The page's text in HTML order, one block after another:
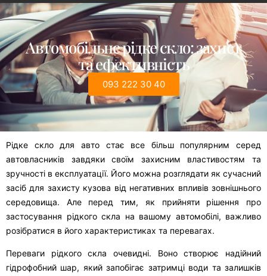
Автомобільне рідке скло: захист
та ефективність
093 222 30 40
Рідке скло для авто стає все більш популярним серед
автовласників завдяки своїм захисним властивостям та
зручності в експлуатації. Його можна розглядати як сучасний
засіб для захисту кузова від негативних впливів зовнішнього
середовища. Але перед тим, як прийняти рішення про
застосування рідкого скла на вашому автомобілі, важливо
розібратися в його характеристиках та перевагах.
Переваги рідкого скла очевидні. Воно створює надійний
гідрофобний шар, який запобігає затримці води та залишків